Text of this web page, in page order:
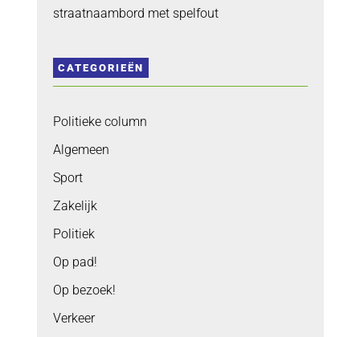
straatnaambord met spelfout
CATEGORIEËN
Politieke column
Algemeen
Sport
Zakelijk
Politiek
Op pad!
Op bezoek!
Verkeer